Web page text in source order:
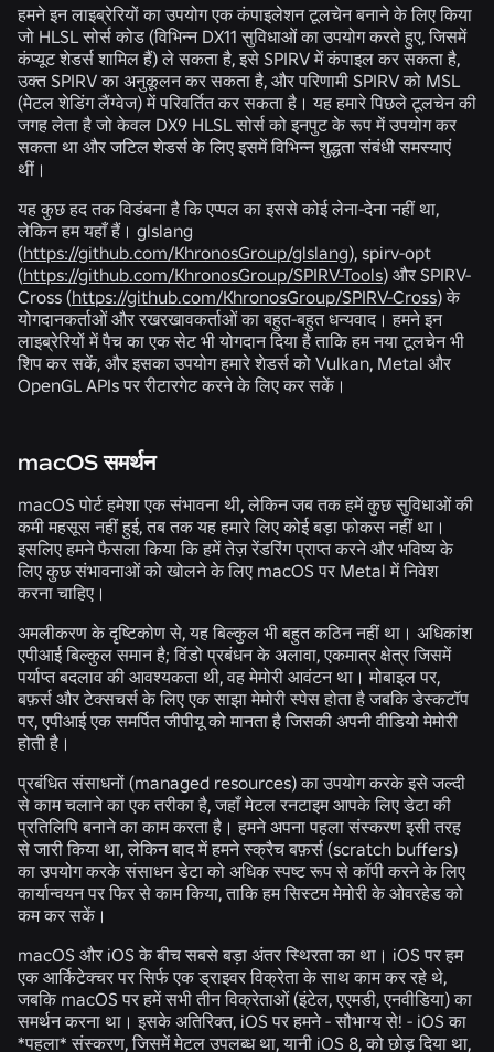
हमने इन लाइब्रेरियों का उपयोग एक कंपाइलेशन टूलचेन बनाने के लिए किया
जो HLSL सोर्स कोड (विभिन्न DX11 सुविधाओं का उपयोग करते हुए, जिसमें
कंप्यूट शेडर्स शामिल हैं) ले सकता है, इसे SPIRV में कंपाइल कर सकता है,
उक्त SPIRV का अनुकूलन कर सकता है, और परिणामी SPIRV को MSL
(मेटल शेडिंग लैंग्वेज) में परिवर्तित कर सकता है। यह हमारे पिछले टूलचेन की
जगह लेता है जो केवल DX9 HLSL सोर्स को इनपुट के रूप में उपयोग कर
सकता था और जटिल शेडर्स के लिए इसमें विभिन्न शुद्धता संबंधी समस्याएं
थीं।
यह कुछ हद तक विडंबना है कि एप्पल का इससे कोई लेना-देना नहीं था,
लेकिन हम यहाँ हैं। glslang
(https://github.com/KhronosGroup/glslang), spirv-opt
(https://github.com/KhronosGroup/SPIRV-Tools) और SPIRV-
Cross (https://github.com/KhronosGroup/SPIRV-Cross) के
योगदानकर्ताओं और रखरखावकर्ताओं का बहुत-बहुत धन्यवाद। हमने इन
लाइब्रेरियों में पैच का एक सेट भी योगदान दिया है ताकि हम नया टूलचेन भी
शिप कर सकें, और इसका उपयोग हमारे शेडर्स को Vulkan, Metal और
OpenGL APIs पर रीटारगेट करने के लिए कर सकें।
macOS समर्थन
macOS पोर्ट हमेशा एक संभावना थी, लेकिन जब तक हमें कुछ सुविधाओं की
कमी महसूस नहीं हुई, तब तक यह हमारे लिए कोई बड़ा फोकस नहीं था।
इसलिए हमने फैसला किया कि हमें तेज़ रेंडरिंग प्राप्त करने और भविष्य के
लिए कुछ संभावनाओं को खोलने के लिए macOS पर Metal में निवेश
करना चाहिए।
अमलीकरण के दृष्टिकोण से, यह बिल्कुल भी बहुत कठिन नहीं था। अधिकांश
एपीआई बिल्कुल समान है; विंडो प्रबंधन के अलावा, एकमात्र क्षेत्र जिसमें
पर्याप्त बदलाव की आवश्यकता थी, वह मेमोरी आवंटन था। मोबाइल पर,
बफ़र्स और टेक्सचर्स के लिए एक साझा मेमोरी स्पेस होता है जबकि डेस्कटॉप
पर, एपीआई एक समर्पित जीपीयू को मानता है जिसकी अपनी वीडियो मेमोरी
होती है।
प्रबंधित संसाधनों (managed resources) का उपयोग करके इसे जल्दी
से काम चलाने का एक तरीका है, जहाँ मेटल रनटाइम आपके लिए डेटा की
प्रतिलिपि बनाने का काम करता है। हमने अपना पहला संस्करण इसी तरह
से जारी किया था, लेकिन बाद में हमने स्क्रैच बफ़र्स (scratch buffers)
का उपयोग करके संसाधन डेटा को अधिक स्पष्ट रूप से कॉपी करने के लिए
कार्यान्वयन पर फिर से काम किया, ताकि हम सिस्टम मेमोरी के ओवरहेड को
कम कर सकें।
macOS और iOS के बीच सबसे बड़ा अंतर स्थिरता का था। iOS पर हम
एक आर्किटेक्चर पर सिर्फ एक ड्राइवर विक्रेता के साथ काम कर रहे थे,
जबकि macOS पर हमें सभी तीन विक्रेताओं (इंटेल, एएमडी, एनवीडिया) का
समर्थन करना था। इसके अतिरिक्त, iOS पर हमने - सौभाग्य से! - iOS का
*पहला* संस्करण, जिसमें मेटल उपलब्ध था, यानी iOS 8, को छोड़ दिया था,